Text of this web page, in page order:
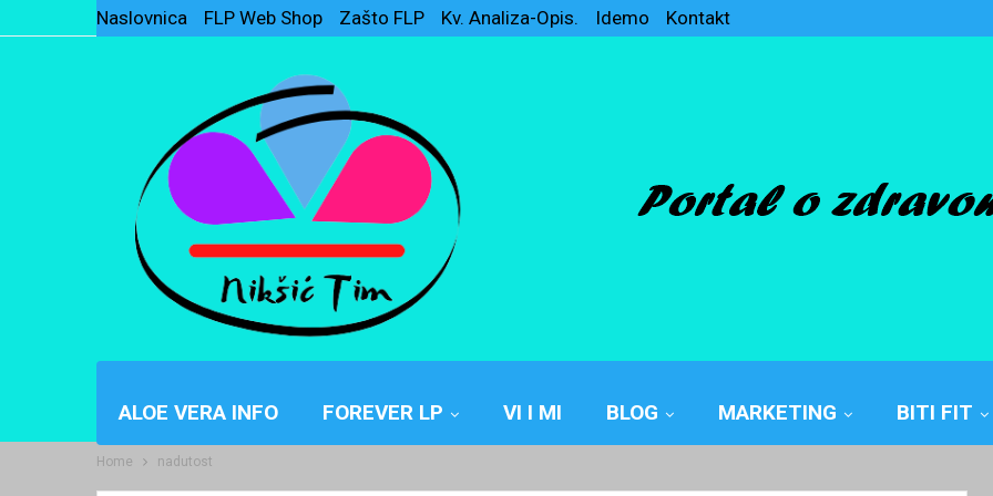
Naslovnica FLP Web Shop Zašto FLP Kv. Analiza-Opis. Idemo Kontakt
ALOE VERA INFO FOREVER LP VI I MI BLOG MARKETING BITI FIT
Home nadutost